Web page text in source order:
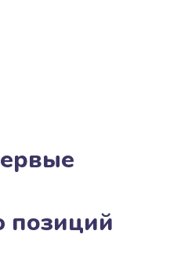
позиций